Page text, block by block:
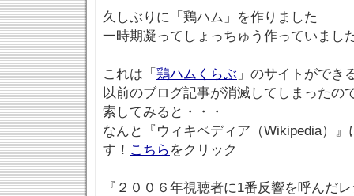
久しぶりに「鶏ハム」を作りました
一時期凝ってしょっちゅう作っていま
これは「 鶏ハムくらぶ 」のサイトができ
以前のブログ記事が消滅してしまったの
索してみると・・・
なんと『ウィキペディア（Wikipedia）
す！ こちら をクリック
『２００６年視聴者に1番反響を呼んだ